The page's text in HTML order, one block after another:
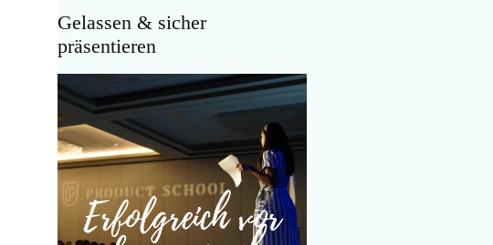
Gelassen & sicher
präsentieren